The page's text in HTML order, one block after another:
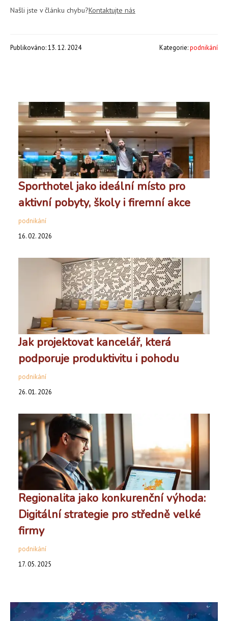
Našli jste v článku chybu?Kontaktujte nás
Publikováno: 13. 12. 2024 Kategorie:podnikání
Sporthotel jako ideální místo pro
aktivní pobyty, školy i firemní akce
podnikání
16. 02. 2026
Jak projektovat kancelář, která
podporuje produktivitu i pohodu
podnikání
26. 01. 2026
Regionalita jako konkurenční výhoda:
Digitální strategie pro středně velké
firmy
podnikání
17. 05. 2025